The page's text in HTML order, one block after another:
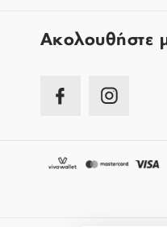
Aκολουθήστε